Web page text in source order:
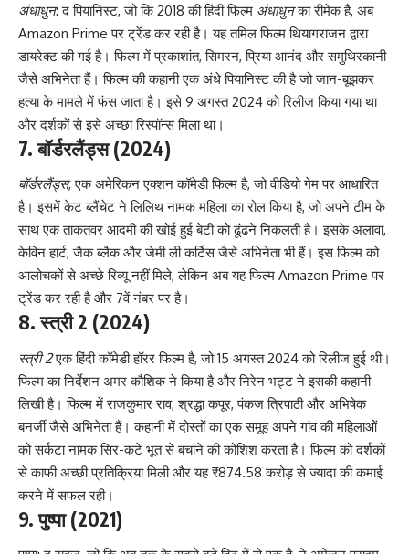
अंधाधुन: द पियानिस्ट, जो कि 2018 की हिंदी फिल्म अंधाधुनका रीमेक है, अब
Amazon Prime पर ट्रेंड कर रही है। यह तमिल फिल्म थियागराजन द्वारा
डायरेक्ट की गई है। फिल्म में प्रकाशांत, सिमरन, प्रिया आनंद और समुथिरकानी
जैसे अभिनेता हैं। फिल्म की कहानी एक अंधे पियानिस्ट की है जो जान-बूझकर
हत्या के मामले में फंस जाता है। इसे 9 अगस्त 2024 को रिलीज किया गया था
और दर्शकों से इसे अच्छा रिस्पॉन्स मिला था।
7.बॉर्डरलैंड्स(2024)
बॉर्डरलैंड्स, एक अमेरिकन एक्शन कॉमेडी फिल्म है, जो वीडियो गेम पर आधारित
है। इसमें केट ब्लैंचेट ने लिलिथ नामक महिला का रोल किया है, जो अपने टीम के
साथ एक ताकतवर आदमी की खोई हुई बेटी को ढूंढने निकलती है। इसके अलावा,
केविन हार्ट, जैक ब्लैक और जेमी ली कर्टिस जैसे अभिनेता भी हैं। इस फिल्म को
आलोचकों से अच्छे रिव्यू नहीं मिले, लेकिन अब यह फिल्म Amazon Prime पर
ट्रेंड कर रही है और 7वें नंबर पर है।
8.स्त्री 2 (2024)
स्त्री 2एक हिंदी कॉमेडी हॉरर फिल्म है, जो 15 अगस्त 2024 को रिलीज हुई थी।
फिल्म का निर्देशन अमर कौशिक ने किया है और निरेन भट्ट ने इसकी कहानी
लिखी है। फिल्म में राजकुमार राव, श्रद्धा कपूर, पंकज त्रिपाठी और अभिषेक
बनर्जी जैसे अभिनेता हैं। कहानी में दोस्तों का एक समूह अपने गांव की महिलाओं
को सर्कटा नामक सिर-कटे भूत से बचाने की कोशिश करता है। फिल्म को दर्शकों
से काफी अच्छी प्रतिक्रिया मिली और यह ₹874.58 करोड़ से ज्यादा की कमाई
करने में सफल रही।
9.पुष्पा(2021)